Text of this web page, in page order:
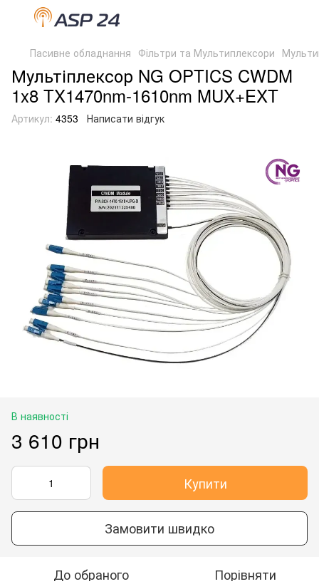
Пасивне обладнання Фільтри та Мультиплексори
Мультіплексор NG OPTICS CWDM
1x8 TX1470nm-1610nm MUX+EXT
Артикул: 4353 Написати відгук
В наявності
3 610 грн
Купити
Замовити швидко
До обраного Порівняти